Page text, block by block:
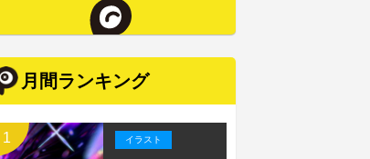
月間ランキング
イラスト